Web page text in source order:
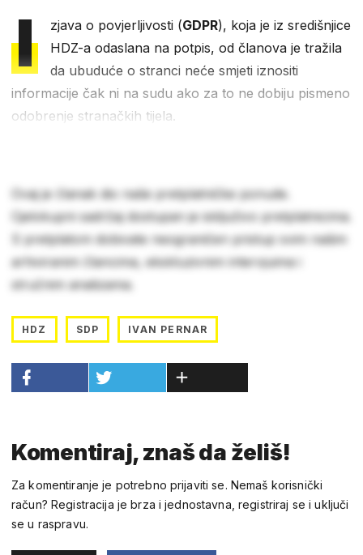
I zjava o povjerljivosti (GDPR), koja je iz središnjice
HDZ-a odaslana na potpis, od članova je tražila
da ubuduće o stranci neće smjeti iznositi
informacije čak ni na sudu ako za to ne dobiju pismeno
odobrenje stranačkih tijela.
Ovaj je članak dio naše pretplatničke ponude.
Cjelokupni sadržaj dostupan je isključivo pretplatnicima.
S pretplatom dobivate neograničen pristup svim našim
arhiviranim člancima, ekskluzivnim intervjuima i
stručnim analizama.
HDZ SDP IVAN PERNAR
Komentiraj, znaš da želiš!
Za komentiranje je potrebno prijaviti se. Nemaš korisnički
račun? Registracija je brza i jednostavna, registriraj se i uključi
se u raspravu.